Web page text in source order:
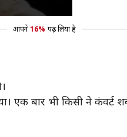
बन गए।"
आपने 16% पढ़ लिया है
एक बार भी किसी ने